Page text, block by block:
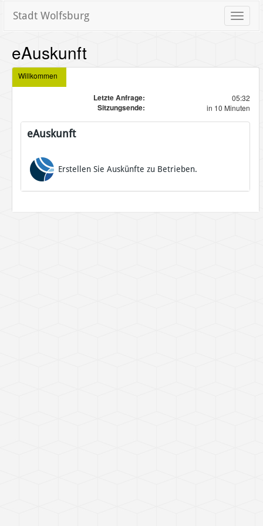
Toggle
Stadt Wolfsburg
eAuskunft
Willkommen
Letzte Anfrage: 05:32
Sitzungsende: in 10 Minuten
eAuskunft
Erstellen Sie Auskünfte zu Betrieben.